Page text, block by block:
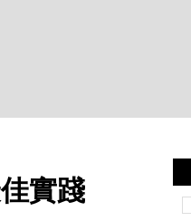
實踐